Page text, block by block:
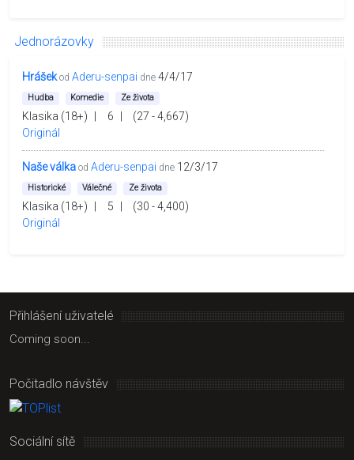
Jednorázovky
Hrášekod Aderu-senpai dne 4/4/17
Hudba Komedie Ze života
Klasika (18+) 6
(27 - 4,667)
Originál
Naše válka od Aderu-senpai dne 12/3/17
Historické Válečné Ze života
Klasika (18+) 5
(30 - 4,400)
Originál
Přihlášení uživatelé
Coming soon...
Počitadlo návštěv
Sociální sítě